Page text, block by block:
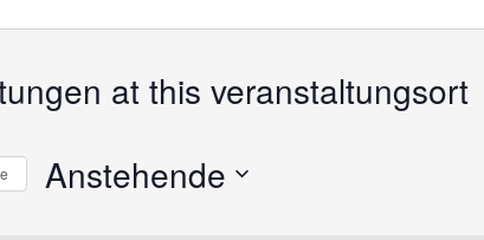
at this veranstaltungsort
Anstehende